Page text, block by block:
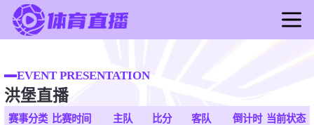
足球直播
篮球直播
足球录像
EVENT PRESENTATION
洪堡直播
赛事分类 比赛时间 主队 比分 客队 倒计时 当前状态